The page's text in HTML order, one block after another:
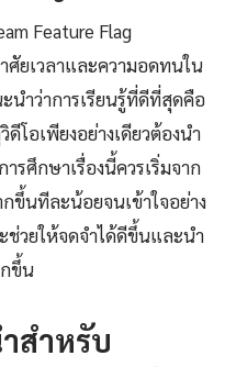
Feature Flag
ศัยเวลาและความอดทนใน
นำว่าการเรียนรู้ที่ดีที่สุดคือ
โอเพียงอย่างเดียวต้องนำ
รศึกษาเรื่องนี้ควรเริ่มจาก
ขึ้นทีละน้อยจนเข้าใจอย่าง
ช่วยให้จดจำได้ดีขึ้นและนำ
ขึ้น
สำหรับ